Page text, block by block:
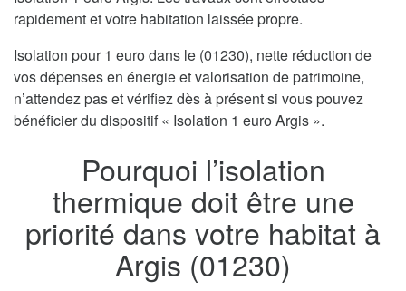
rapidement et votre habitation laissée propre.
Isolation pour 1 euro dans le (01230), nette réduction de
vos dépenses en énergie et valorisation de patrimoine,
n’attendez pas et vérifiez dès à présent si vous pouvez
bénéficier du dispositif « Isolation 1 euro Argis ».
Pourquoi l’isolation
thermique doit être une
priorité dans votre habitat à
Argis (01230)